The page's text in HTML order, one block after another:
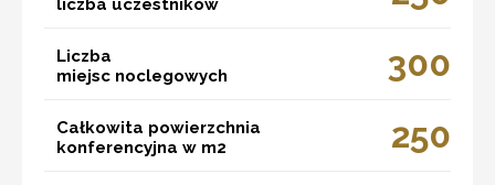
liczba uczestników
Liczba
miejsc noclegowych
300
Całkowita powierzchnia
konferencyjna w m2
250